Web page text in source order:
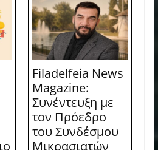
Filadelfeia News
Magazine:
Συνέντευξη με
τον Πρόεδρο
του Συνδέσμου
Μικρασιατών